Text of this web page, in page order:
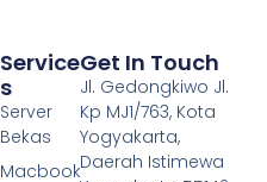
Service
S
Server
Bekas
Macbook
Get In Touch
Jl. Gedongkiwo Jl.
Kp MJ1/763, Kota
Yogyakarta,
Daerah Istimewa